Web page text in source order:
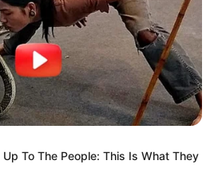
To The People: This Is What They